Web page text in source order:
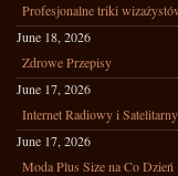
Profesjonalne triki
June 18, 2026
Zdrowe Przepisy
June 17, 2026
Internet Radiowy i Satelitarny
June 17, 2026
Moda Plus Size na Co Dzień